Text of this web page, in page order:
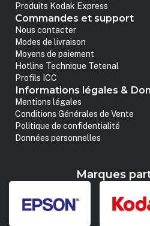
Produits Kodak Express
Commandes et support
Nous contacter
Modes de livraison
Moyens de paiement
Hotline Technique Tetenal
Profils ICC
Informations légales &
Mentions légales
Conditions Générales de Vente
Politique de confidentialité
Données personnelles
Marques